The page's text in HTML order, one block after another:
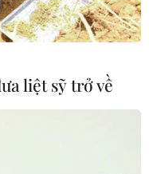
liệt sỹ trở về